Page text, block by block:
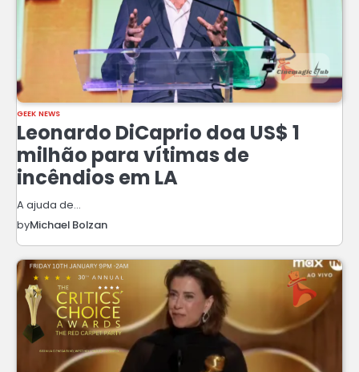
GEEK NEWS
Leonardo DiCaprio doa US$ 1
milhão para vítimas de
incêndios em LA
A ajuda de…
byMichael Bolzan